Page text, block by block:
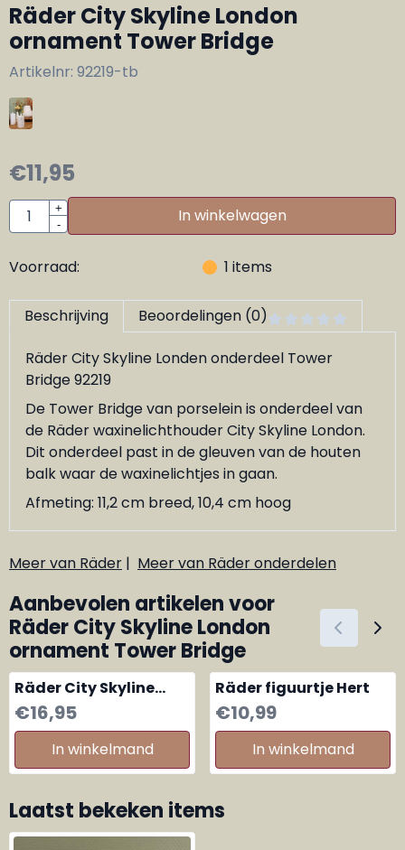
Räder City Skyline London
ornament Tower Bridge
Artikelnr: 92219-tb
€11,95
Aantal
+
-
In winkelwagen
Voorraad: 1 items
Beschrijving Beoordelingen (0)
Räder City Skyline Londen onderdeel Tower
Bridge 92219
De Tower Bridge van porselein is onderdeel van
de Räder waxinelichthouder City Skyline London.
Dit onderdeel past in de gleuven van de houten
balk waar de waxinelichtjes in gaan.
Afmeting: 11,2 cm breed, 10,4 cm hoog
Meer van Räder | Meer van Räder onderdelen
Aanbevolen artikelen voor
Räder City Skyline London
ornament Tower Bridge
Räder City Skyline
London houten balk
voor waxinelichtjes
Prijs: 16,95
€16,95
In winkelmand
Räder figuurtje Hert
Prijs: 10,99
€10,99
In winkelmand
Laatst bekeken items